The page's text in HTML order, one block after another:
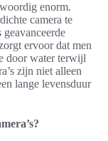
enorm.
camera te
geavanceerde
ervoor dat men
door water terwijl
zijn niet alleen
lange levensduur